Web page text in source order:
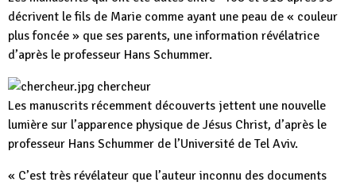
décrivent le fils de Marie comme ayant une peau de « couleur
plus foncée » que ses parents, une information révélatrice
d’après le professeur Hans Schummer.
chercheur
Les manuscrits récemment découverts jettent une nouvelle
lumière sur l’apparence physique de Jésus Christ, d’après le
professeur Hans Schummer de l’Université de Tel Aviv.
« C’est très révélateur que l’auteur inconnu des documents